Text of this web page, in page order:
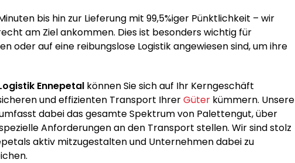
bis hin zur Lieferung mit 99,5%iger Pünktlichkeit – wir
am Ziel ankommen. Dies ist besonders wichtig für
oder auf eine reibungslose Logistik angewiesen sind, um ihre
Ennepetal können Sie sich auf Ihr Kerngeschäft
und effizienten Transport IhrerGüter kümmern. Unsere
dabei das gesamte Spektrum von Palettengut, über
Anforderungen an den Transport stellen. Wir sind stolz
aktiv mitzugestalten und Unternehmen dabei zu